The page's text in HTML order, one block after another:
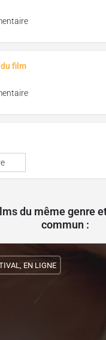
film
du même genre
commun :
EN LIGNE